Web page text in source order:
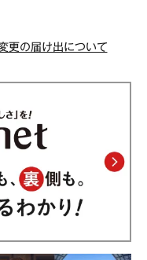
更の届け出について